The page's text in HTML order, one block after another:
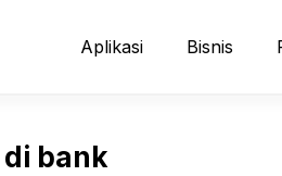
Aplikasi Bisnis
bank